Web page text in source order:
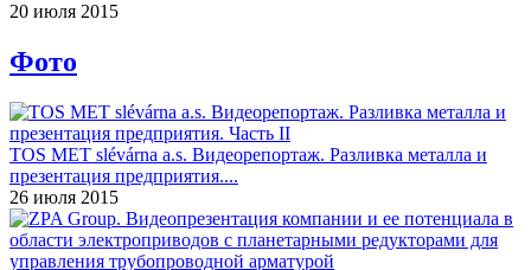
20 июля 2015
Фото
TOS MET slévárna a.s. Видеорепортаж. Разливка металла и
презентация предприятия....
26 июля 2015